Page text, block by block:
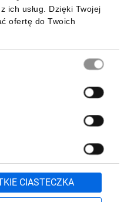
ich usług. Dzięki Twojej
ofertę do Twoich
CIASTECZKA
71 37 61 600